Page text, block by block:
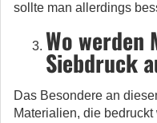
sollte man allerdings
Wo werden
Siebdruck
Das Besondere an
Materialien, die